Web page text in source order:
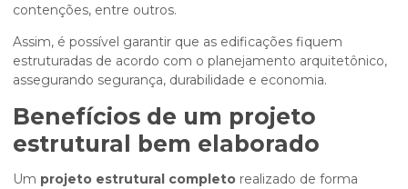
contenções, entre outros.
Assim, é possível garantir que as edificações fiquem
estruturadas de acordo com o planejamento arquitetônico,
assegurando segurança, durabilidade e economia.
Benefícios de um projeto
estrutural bem elaborado
Um projeto estrutural completo realizado de forma